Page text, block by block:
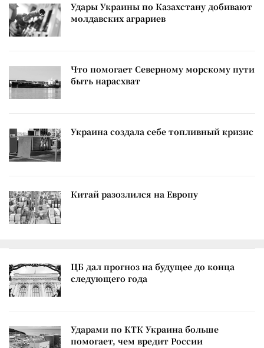
Удары Украины по Казахстану добивают
молдавских аграриев
Что помогает Северному морскому пути
быть нарасхват
Украина создала себе топливный кризис
Китай разозлился на Европу
ЦБ дал прогноз на будущее до конца
следующего года
Ударами по КТК Украина больше
помогает, чем вредит России